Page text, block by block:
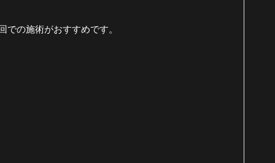
の施術がおすすめです。